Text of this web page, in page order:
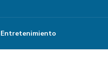
Entretenimiento